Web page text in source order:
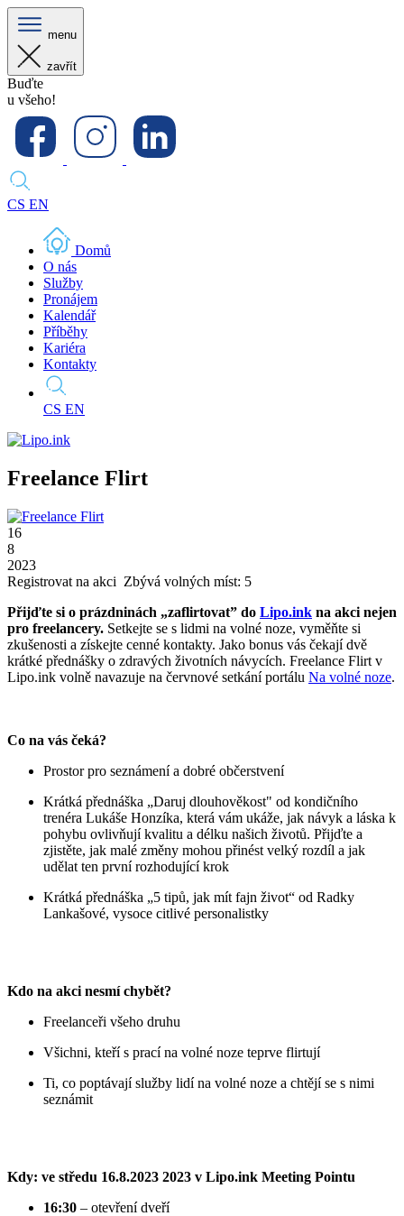
menu
zavřít
Buďte
u všeho!
CS EN
Domů
O nás
Služby
Pronájem
Kalendář
Příběhy
Kariéra
Kontakty
CS EN
Freelance Flirt
16
8
2023
Registrovat na akci Zbývá volných míst: 5
Přijďte si o prázdninách „zaflirtovat” do Lipo.ink na akci nejen
pro freelancery. Setkejte se s lidmi na volné noze, vyměňte si
zkušenosti a získejte cenné kontakty. Jako bonus vás čekají dvě
krátké přednášky o zdravých životních návycích. Freelance Flirt v
Lipo.ink volně navazuje na červnové setkání portálu Na volné noze.
Co na vás čeká?
Prostor pro seznámení a dobré občerstvení
Krátká přednáška „Daruj dlouhověkost" od kondičního
trenéra Lukáše Honzíka, která vám ukáže, jak návyk a láska k
pohybu ovlivňují kvalitu a délku našich životů. Přijďte a
zjistěte, jak malé změny mohou přinést velký rozdíl a jak
udělat ten první rozhodující krok
Krátká přednáška „5 tipů, jak mít fajn život“ od Radky
Lankašové, vysoce citlivé personalistky
Kdo na akci nesmí chybět?
Freelanceři všeho druhu
Všichni, kteří s prací na volné noze teprve flirtují
Ti, co poptávají služby lidí na volné noze a chtějí se s nimi
seznámit
Kdy: ve středu 16.8.2023 2023 v Lipo.ink Meeting Pointu
16:30 – otevření dveří